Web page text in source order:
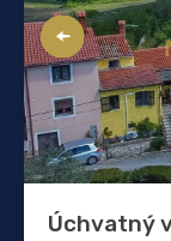
Úchvatný